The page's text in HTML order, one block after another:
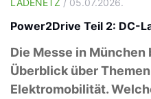
Power2Drive Teil 2: DC-
Die Messe in
Überblick über
Elektromobilität.